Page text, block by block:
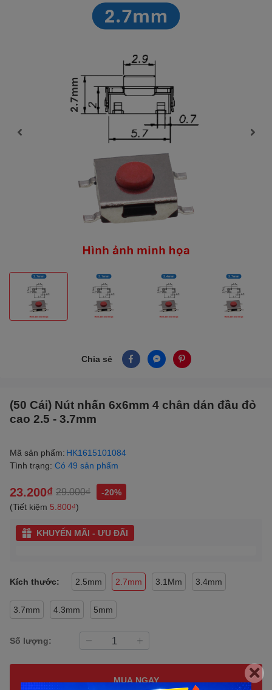
Chia sẻ
(50 Cái) Nút nhấn 6x6mm 4 chân dán đầu đỏ
cao 2.5 - 3.7mm
Mã sản phẩm: HK1615101084
Tình trạng: Có 49 sản phẩm
23.200₫ 29.000₫
-20%
(Tiết kiệm 5.800₫)
KHUYẾN MÃI - ƯU ĐÃI
Kích thước: 2.5mm 2.7mm 3.1Mm 3.4mm
3.7mm 4.3mm 5mm
Số lượng:
MUA NGAY